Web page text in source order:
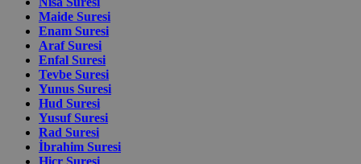
Maide Suresi
Enam Suresi
Araf Suresi
Enfal Suresi
Tevbe Suresi
Yunus Suresi
Hud Suresi
Yusuf Suresi
Rad Suresi
İbrahim Suresi
Hicr Suresi